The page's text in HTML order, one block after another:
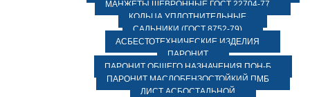
МАНЖЕТЫ ШЕВРОННЫЕ ГОСТ 22704-77
КОЛЬЦА УПЛОТНИТЕЛЬНЫЕ
САЛЬНИКИ (ГОСТ 8752-79)
АСБЕСТОТЕХНИЧЕСКИЕ ИЗДЕЛИЯ
ПАРОНИТ
ПАРОНИТ ОБЩЕГО НАЗНАЧЕНИЯ ПОН-Б
ПАРОНИТ МАСЛОБЕНЗОСТОЙКИЙ ПМБ
ЛИСТ АСБОСТАЛЬНОЙ